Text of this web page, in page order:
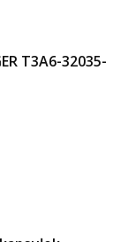
T3A6-32035-